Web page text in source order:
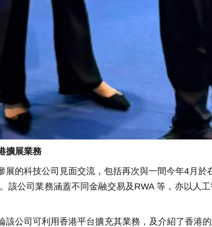
擴展業務
的科技公司見面交流，包括再次與一間今年4月於
該公司業務涵蓋不同金融交易及RWA 等，亦以人
公司可利用香港平台擴充其業務，及介紹了香港